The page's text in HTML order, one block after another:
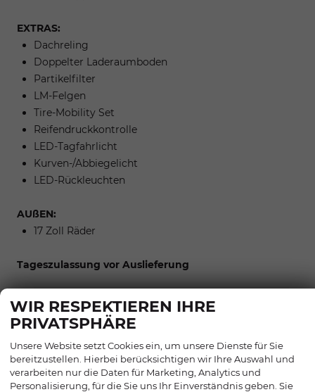
EXTRAS:
Dachreling
Doppelter Laderaumboden
Partikelfilter
LM-Felgen
Tire-Mobility Set
Reifendruckkontrolle
LED-Tagfahrlicht
Kurven-/Abbiegelicht
LED-Rückleuchten
AUßEN:
17 Zoll Räder
Tageszulassung vor Auslieferung
Zwischenverkauf und Irrtümer für dieses Angebot sind
ausdrücklich vorbehalten. Die Fahrzeugbeschreibung
dient lediglich der allgemeinen Identifizierung des
Fahrzeuges und stellt keine Gewährleistung im
kaufrechtlichen Sinne dar. Die abgebildete Ausstattung
WIR RESPEKTIEREN IHRE
PRIVATSPHÄRE
Unsere Website setzt Cookies ein, um unsere Dienste für Sie
bereitzustellen. Hierbei berücksichtigen wir Ihre Auswahl und
verarbeiten nur die Daten für Marketing, Analytics und
Personalisierung, für die Sie uns Ihr Einverständnis geben. Sie